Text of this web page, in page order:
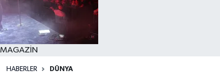
MAGAZİN
HABERLER DÜNYA
EĞİTİM
SAĞLIK
MAGAZİN
Son Dakika Haberleri
Haber Arşivi